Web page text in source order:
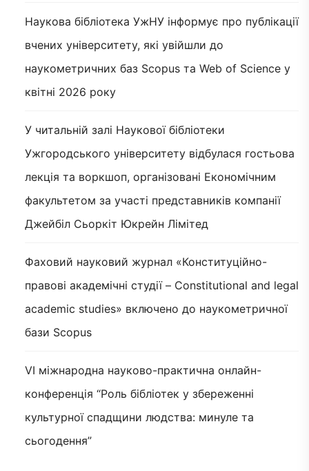
Наукова бібліотека УжНУ інформує про публікації
вчених університету, які увійшли до
наукометричних баз Scopus та Web of Science у
квітні 2026 року
У читальній залі Наукової бібліотеки
Ужгородського університету відбулася гостьова
лекція та воркшоп, організовані Економічним
факультетом за участі представників компанії
Джейбіл Сьоркіт Юкрейн Лімітед
Фаховий науковий журнал «Конституційно-
правові академічні студії – Constitutional and legal
academic studies» включено до наукометричної
бази Scopus
VI міжнародна науково-практична онлайн-
конференція “Роль бібліотек у збереженні
культурної спадщини людства: минуле та
сьогодення”